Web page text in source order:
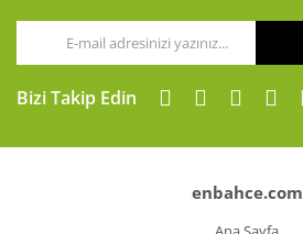
Bizi Takip Edin
enbahce.com